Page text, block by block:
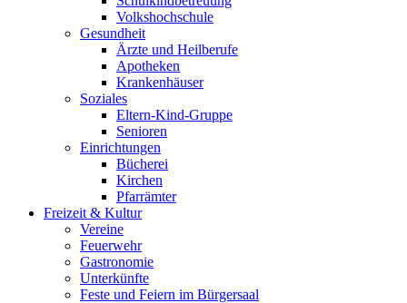
Volkshochschule
Gesundheit
Ärzte und Heilberufe
Apotheken
Krankenhäuser
Soziales
Eltern-Kind-Gruppe
Senioren
Einrichtungen
Bücherei
Kirchen
Pfarrämter
Freizeit & Kultur
Vereine
Feuerwehr
Gastronomie
Unterkünfte
Feste und Feiern im Bürgersaal